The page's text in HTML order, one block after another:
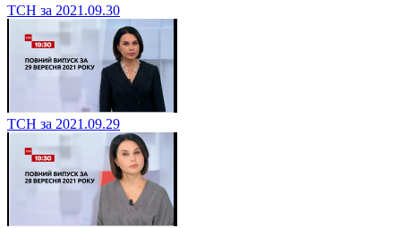
ТСН за 2021.09.30
ТСН за 2021.09.29